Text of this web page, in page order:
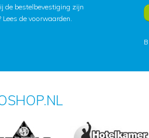
de bestelbevestiging zijn
Lees de voorwaarden.